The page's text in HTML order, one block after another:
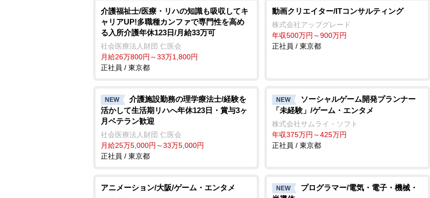
t
e
介護福祉士/医療・リハの知識も吸収してキ
ャリアUP!多職種カンファで専門性を高め
る入所介護年休123日/月給33万可
社会医療法人財団 仁医会
月給26万800円～33万1,800円
正社員 / 東京都
動画クリエイター/ITコンサルティング
株式会社アップグレード
年収500万円～900万円
正社員 / 東京都
NEW
介護施設勤務の理学療法士/経験を
活かして生活期リハへ年休123日・賞与3ヶ
月ベテラン歓迎
社会医療法人財団 仁医会
月給25万5,000円～33万5,000円
正社員 / 東京都
NEW
ソーシャルゲーム開発プランナー
「未経験」/ゲーム・エンタメ
株式会社サムライ・ソフト
年収375万円～425万円
正社員 / 東京都
アニメーション/大阪/ゲーム・エンタメ NEW
プログラマー/電気・電子・機械・